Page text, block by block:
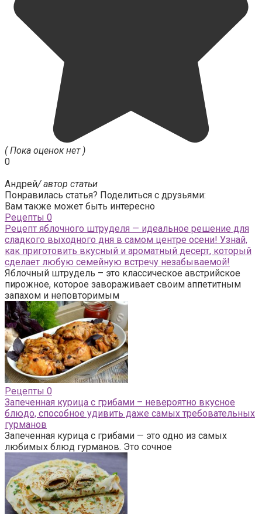
( Пока оценок нет )
0
Андрей/ автор статьи
Понравилась статья? Поделиться с друзьями:
Вам также может быть интересно
Рецепты 0
Рецепт яблочного штруделя — идеальное решение для
сладкого выходного дня в самом центре осени! Узнай,
как приготовить вкусный и ароматный десерт, который
сделает любую семейную встречу незабываемой!
Яблочный штрудель – это классическое австрийское
пирожное, которое завораживает своим аппетитным
запахом и неповторимым
Рецепты 0
Запеченная курица с грибами – невероятно вкусное
блюдо, способное удивить даже самых требовательных
гурманов
Запеченная курица с грибами — это одно из самых
любимых блюд гурманов. Это сочное